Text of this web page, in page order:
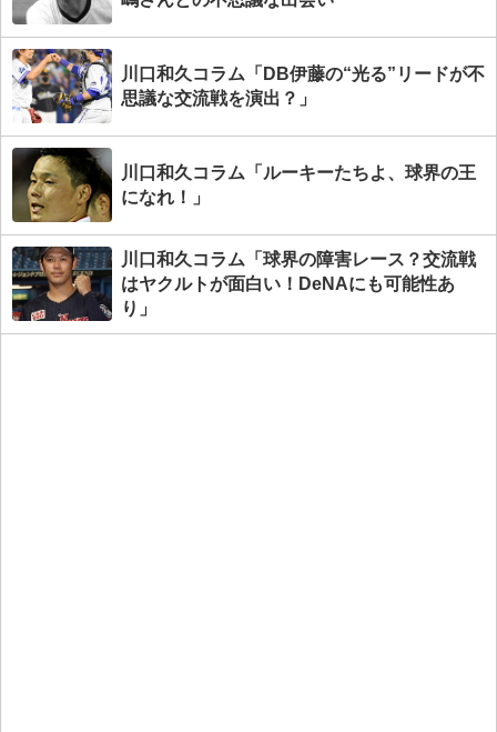
川口和久コラム「DB伊藤の“光る”リードが不
思議な交流戦を演出？」
川口和久コラム「ルーキーたちよ、球界の王
になれ！」
川口和久コラム「球界の障害レース？交流戦
はヤクルトが面白い！DeNAにも可能性あ
り」